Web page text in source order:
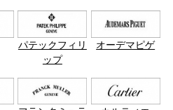
パテックフィリ
ップ
オーデマピゲ